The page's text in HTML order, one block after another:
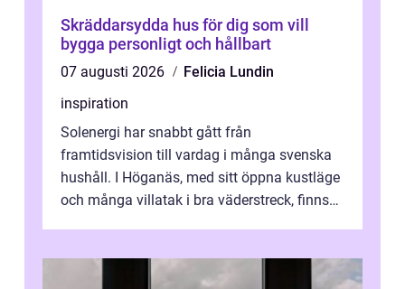
Skräddarsydda hus för dig som vill
bygga personligt och hållbart
07 augusti 2026
Felicia Lundin
inspiration
Solenergi har snabbt gått från
framtidsvision till vardag i många svenska
hushåll. I Höganäs, med sitt öppna kustläge
och många villatak i bra väderstreck, finns